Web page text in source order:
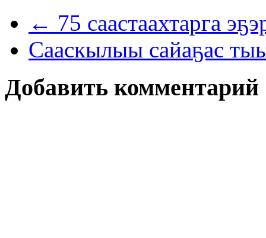
← 75 саастаахтарга
Сааскылыы сайаҕас
Добавить комментарий